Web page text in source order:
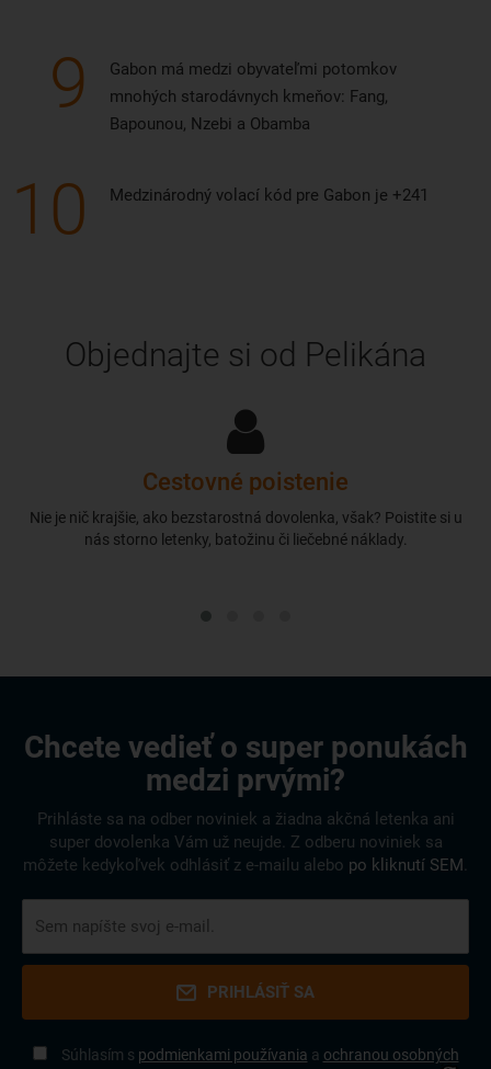
9
Gabon má medzi obyvateľmi potomkov
mnohých starodávnych kmeňov: Fang,
Bapounou, Nzebi a Obamba
10 Medzinárodný volací kód pre Gabon je +241
Objednajte si od Pelikána
Cestovné poistenie
Nie je nič krajšie, ako bezstarostná dovolenka, však? Poistite si u
nás storno letenky, batožinu či liečebné náklady.
Chcete vedieť o super ponukách
medzi prvými?
Prihláste sa na odber noviniek a žiadna akčná letenka ani
super dovolenka Vám už neujde. Z odberu noviniek sa
môžete kedykoľvek odhlásiť z e-mailu alebo po kliknutí SEM.
PRIHLÁSIŤ SA
Súhlasím s podmienkami používania a ochranou osobných